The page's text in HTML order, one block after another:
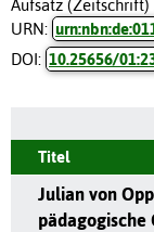
Aufsatz
URN:
DOI: 10.25656/
Titel
Julian von
pädagogische